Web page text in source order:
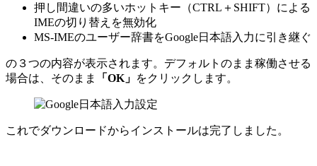
押し間違いの多いホットキー（CTRL＋SHIFT）による
IMEの切り替えを無効化
MS-IMEのユーザー辞書をGoogle日本語入力に引き継ぐ
の３つの内容が表示されます。デフォルトのまま稼働させる
場合は、そのまま
「OK」 をクリックします。
これでダウンロードからインストールは完了しました。